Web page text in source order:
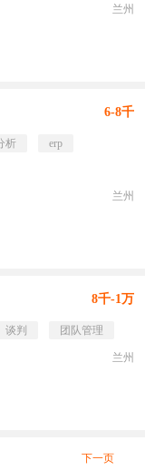
兰州
6-8千
析
erp
兰州
8千-1万
谈判 团队管理
兰州
下一页